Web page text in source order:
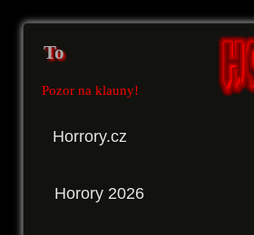
To
Pozor na klauny!
Horrory.cz
Horory 2026